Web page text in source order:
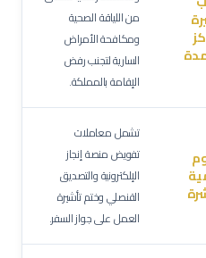
من اللياقة الصحية
ومكافحة الأمراض
السارية لتجنب رفض
الإقامة بالمملكة.
تشمل معاملات
تفويض منصة إنجاز
الإلكترونية والتصديق
القنصلي وختم تأشيرة
العمل على جواز السفر.